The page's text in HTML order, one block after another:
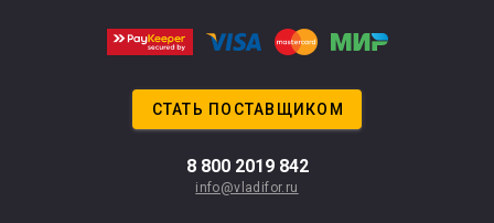
СТАТЬ ПОСТАВЩИКОМ
8 800 2019 842
info@vladifor.ru